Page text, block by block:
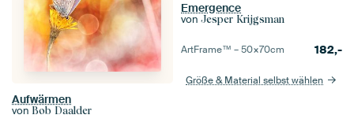
Aufwärmen
von Bob Daalder
Emergence
von Jesper Krijgsman
ArtFrame™ –50×70cm 182,-
Größe & Material selbst wählen